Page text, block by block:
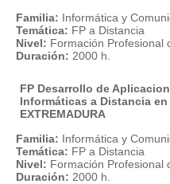
Familia: Informática y
Temática: FP a Distancia
Nivel: Formación Profesional
Duración: 2000 h.
FP Desarrollo de
Informáticas a Distancia en
EXTREMADURA
Familia: Informática y
Temática: FP a Distancia
Nivel: Formación Profesional
Duración: 2000 h.